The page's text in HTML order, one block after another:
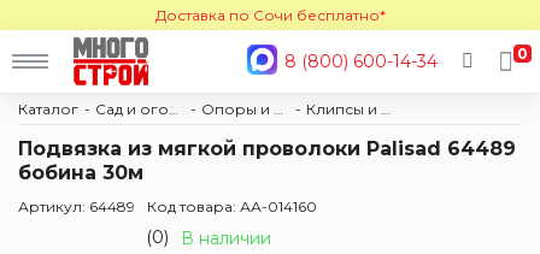
Доставка по Сочи бесплатно*
8 (800) 600-14-34 0
Каталог
Подвязка из мягкой проволоки Palisad 64489
бобина 30м
Артикул: 64489 Код товара: АА-014160
(0) В наличии